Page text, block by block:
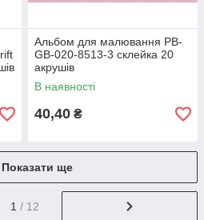
Альбом для малювання PB-
GB-020-8513-3 склейка 20
акрушів
В наявності
40,40 ₴
Показати ще
1 / 12